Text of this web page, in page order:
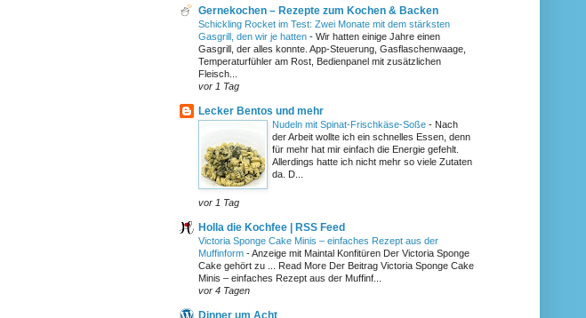
Gernekochen – Rezepte zum Kochen & Backen
Schickling Rocket im Test: Zwei Monate mit dem stärksten
Gasgrill, den wir je hatten - Wir hatten einige Jahre einen
Gasgrill, der alles konnte. App-Steuerung, Gasflaschenwaage,
Temperaturfühler am Rost, Bedienpanel mit zusätzlichen
Fleisch...
vor 1 Tag
Lecker Bentos und mehr
Nudeln mit Spinat-Frischkäse-Soße - Nach
der Arbeit wollte ich ein schnelles Essen, denn
für mehr hat mir einfach die Energie gefehlt.
Allerdings hatte ich nicht mehr so viele Zutaten
da. D...
vor 1 Tag
Holla die Kochfee | RSS Feed
Victoria Sponge Cake Minis – einfaches Rezept aus der
Muffinform -Anzeige mit Maintal Konfitüren Der Victoria Sponge
Cake gehört zu ... Read More Der Beitrag Victoria Sponge Cake
Minis – einfaches Rezept aus der Muffinf...
vor 4 Tagen
Dinner um Acht